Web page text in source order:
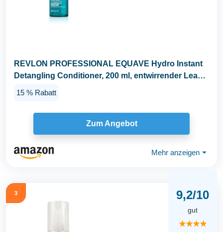
REVLON PROFESSIONAL EQUAVE Hydro Instant
Detangling Conditioner, 200 ml, entwirrender Leave
15 % Rabatt
Zum Angebot
Mehr anzeigen ⏷
3 9,2/10
gut
★★★★